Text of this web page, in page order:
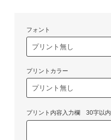
フォント
プリントカラー
プリント内容入力欄 30字以内